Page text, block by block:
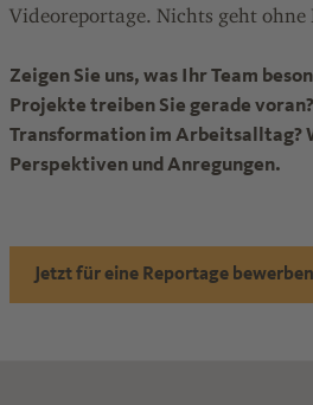
Videoreportage. Nichts geht ohne
Zeigen Sie uns, was Ihr Team
Projekte treiben Sie gerade
Transformation im Arbeitsalltag?
Perspektiven und Anregungen.
Jetzt für eine Reportage